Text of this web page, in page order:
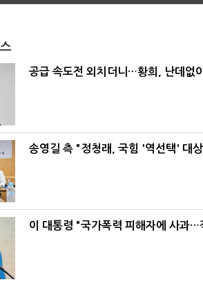
공급 속도전 외치더니…황희, 난데없
송영길 측 "정청래, 국힘 '역선택' 대
이 대통령 "국가폭력 피해자에 사과…